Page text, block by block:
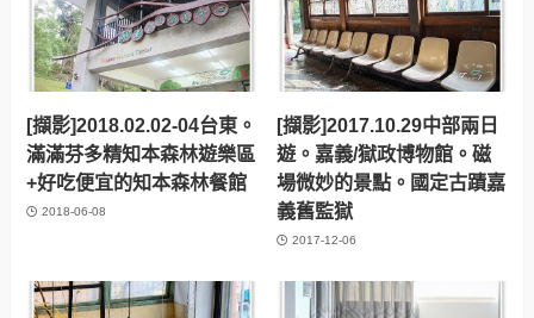
[擷影]2018.02.02-04台東。
滿滿芬多精知本森林遊樂區
+好吃便宜的知本森林餐館
2018-06-08
[擷影]2017.10.29中部兩日
遊。嘉義/獄政博物館。磁
場微妙的景點。國定古蹟嘉
義舊監獄
2017-12-06